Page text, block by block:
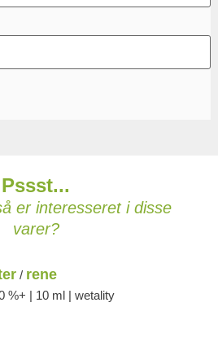
Pssst...
er interesseret i disse
varer?
/ rene
%+ | 10 ml | wetality